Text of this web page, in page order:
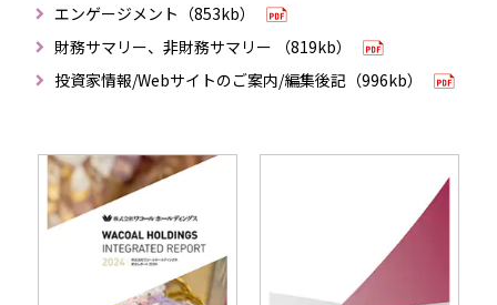
エンゲージメント（853kb）
財務サマリー、非財務サマリー （819kb）
投資家情報/Webサイトのご案内/編集後記（996kb）